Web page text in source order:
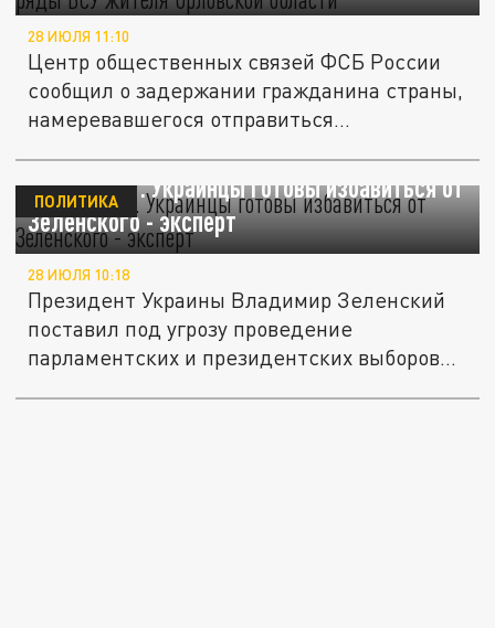
28 ИЮЛЯ 11:10
Центр общественных связей ФСБ России
сообщил о задержании гражданина страны,
намеревавшегося отправиться...
Шансов нет. Украинцы готовы избавиться от
Зеленского - эксперт
ПОЛИТИКА
28 ИЮЛЯ 10:18
Президент Украины Владимир Зеленский
поставил под угрозу проведение
парламентских и президентских выборов